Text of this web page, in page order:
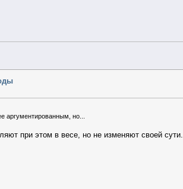
аргументированным, но...
при этом в весе, но не изменяют своей сути.